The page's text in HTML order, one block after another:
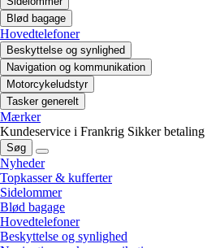
Blød bagage
Hovedtelefoner
Beskyttelse og synlighed
Navigation og kommunikation
Motorcykeludstyr
Tasker generelt
Mærker
Kundeservice i Frankrig Sikker betaling
Søg
Nyheder
Topkasser & kufferter
Sidelommer
Blød bagage
Hovedtelefoner
Beskyttelse og synlighed